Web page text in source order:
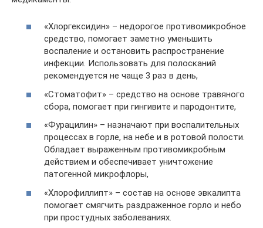
«Хлоргексидин» – недорогое противомикробное
средство, помогает заметно уменьшить
воспаление и остановить распространение
инфекции. Использовать для полосканий
рекомендуется не чаще 3 раз в день,
«Стоматофит» – средство на основе травяного
сбора, помогает при гингивите и пародонтите,
«Фурацилин» – назначают при воспалительных
процессах в горле, на небе и в ротовой полости.
Обладает выраженным противомикробным
действием и обеспечивает уничтожение
патогенной микрофлоры,
«Хлорофиллипт» – состав на основе эвкалипта
помогает смягчить раздраженное горло и небо
при простудных заболеваниях.